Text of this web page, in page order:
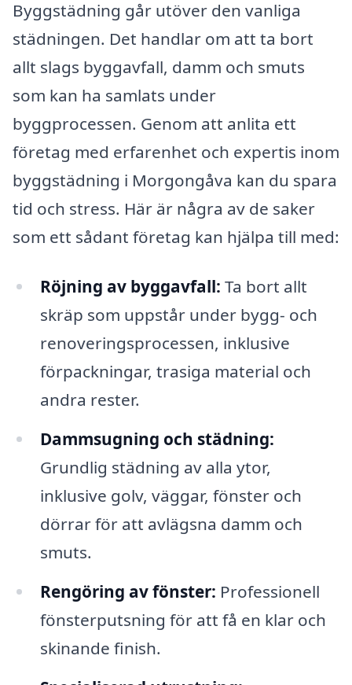
Byggstädning går utöver den vanliga
städningen. Det handlar om att ta bort
allt slags byggavfall, damm och smuts
som kan ha samlats under
byggprocessen. Genom att anlita ett
företag med erfarenhet och expertis inom
byggstädning i Morgongåva kan du spara
tid och stress. Här är några av de saker
som ett sådant företag kan hjälpa till med:
Röjning av byggavfall: Ta bort allt
skräp som uppstår under bygg- och
renoveringsprocessen, inklusive
förpackningar, trasiga material och
andra rester.
Dammsugning och städning:
Grundlig städning av alla ytor,
inklusive golv, väggar, fönster och
dörrar för att avlägsna damm och
smuts.
Rengöring av fönster: Professionell
fönsterputsning för att få en klar och
skinande finish.